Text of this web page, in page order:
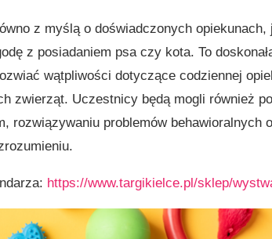
z myślą o doświadczonych
z posiadaniem psa czy kota. To
wątpliwości dotyczące codziennej
zwierząt. Uczestnicy będą mogli również
rozwiązywaniu problemów behawioralnych
https://www.targikielce.pl/sklep/